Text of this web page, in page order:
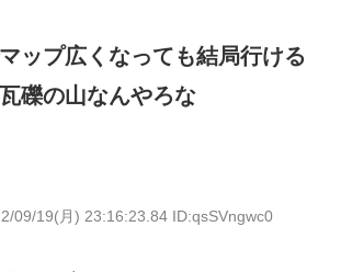
ップ広くなっても結局行ける
礫の山なんやろな
09/19(月) 23:16:23.84 ID:qsSVngwc0